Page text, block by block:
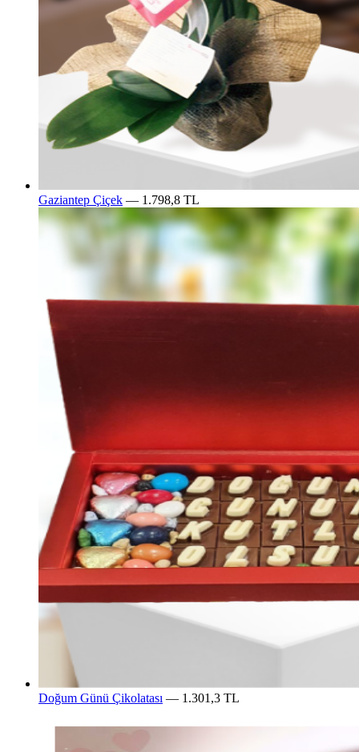
Gaziantep Çiçek — 1.798,8 TL
Doğum Günü Çikolatası — 1.301,3 TL